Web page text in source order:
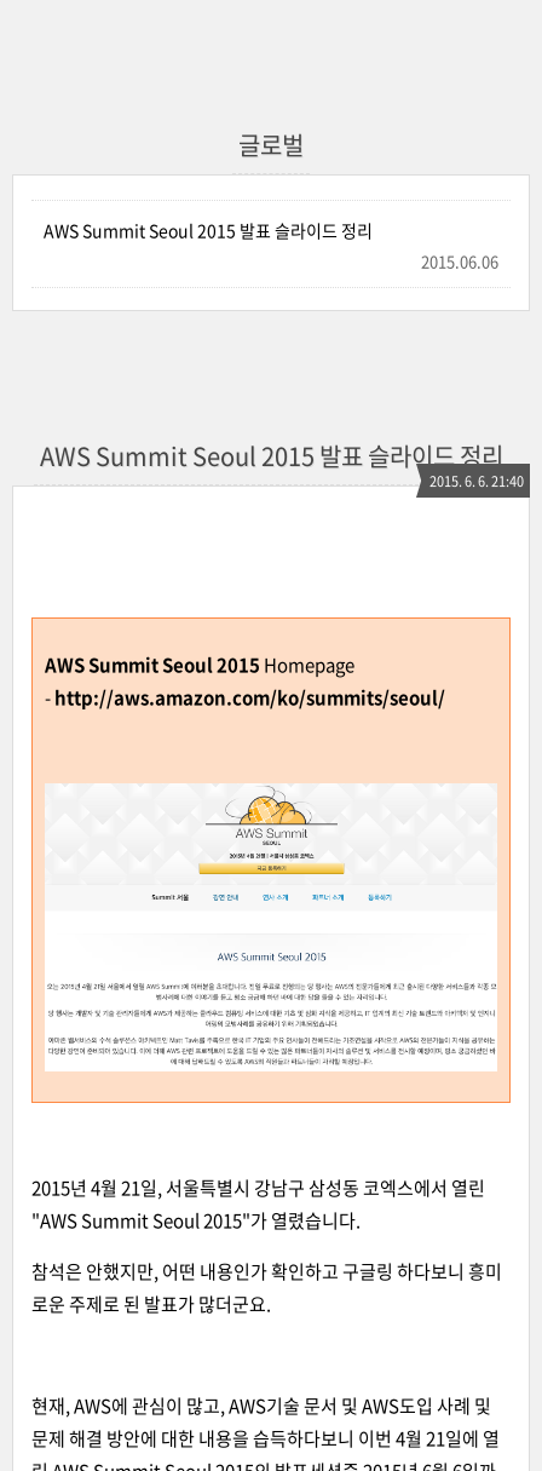
글로벌
AWS Summit Seoul 2015 발표 슬라이드 정리
2015.06.06
AWS Summit Seoul 2015 발표 슬라이드 정리
2015. 6. 6. 21:40
AWS Summit Seoul 2015 Homepage
-http://aws.amazon.com/ko/summits/seoul/
2015년 4월 21일, 서울특별시 강남구 삼성동 코엑스에서 열린
"AWS Summit Seoul 2015"가 열렸습니다.
참석은 안했지만, 어떤 내용인가 확인하고 구글링 하다보니 흥미
로운 주제로 된 발표가 많더군요.
현재, AWS에 관심이 많고, AWS기술 문서 및 AWS도입 사례 및
문제 해결 방안에 대한 내용을 습득하다보니 이번 4월 21일에 열